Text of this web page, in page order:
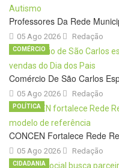
Professores Da Rede
05 Ago 2026 Redação
Comércio De São Carlos
05 Ago 2026
COMÉRCIO
Redação
CONCEN Fortalece Rede
05 Ago 2026
POLÍTICA
Redação
CIDADANIA